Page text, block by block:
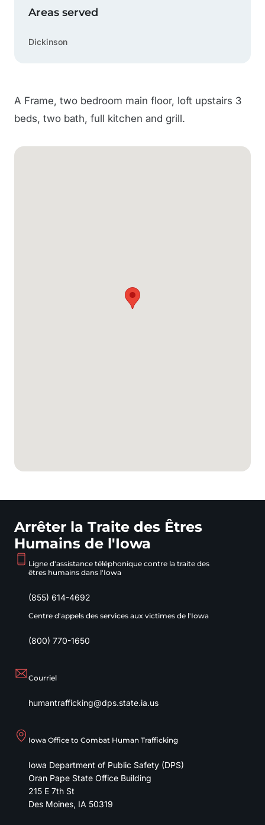
A Frame, two bedroom main floor, loft upstairs 3
beds, two bath, full kitchen and grill.
Carte Google
Areas served
Dickinson
Arrêter la Traite des Êtres
Humains de l'Iowa
Ligne d'assistance téléphonique contre la traite des
êtres humains dans l'Iowa
(855) 614-4692
Centre d'appels des services aux victimes de l'Iowa
(800) 770-1650
Courriel
humantrafficking@dps.state.ia.us
Iowa Office to Combat Human Trafficking
Iowa Department of Public Safety (DPS)
Oran Pape State Office Building
215 E 7th St
Des Moines, IA 50319